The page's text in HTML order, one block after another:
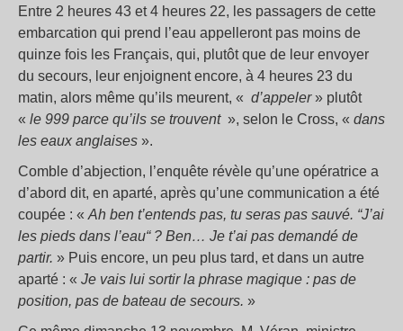
Entre 2 heures 43 et 4 heures 22, les passagers de cette
embarcation qui prend l’eau appelleront pas moins de
quinze fois les Français, qui, plutôt que de leur envoyer
du secours, leur enjoignent encore, à 4 heures 23 du
matin, alors même qu’ils meurent, « d’appeler» plutôt
« le 999 parce qu’ils se trouvent », selon le Cross, « dans
les eaux anglaises ».
Comble d’abjection, l’enquête révèle qu’une opératrice a
d’abord dit, en aparté, après qu’une communication a été
coupée : « Ah ben t’entends pas, tu seras pas sauvé. “J’ai
les pieds dans l’eau“ ? Ben… Je t’ai pas demandé de
partir. » Puis encore, un peu plus tard, et dans un autre
aparté : « Je vais lui sortir la phrase magique : pas de
position, pas de bateau de secours. »